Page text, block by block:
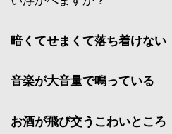
暗くてせまくて落ち着けない
音楽が大音量で鳴っている
お酒が飛び交うこわいところ